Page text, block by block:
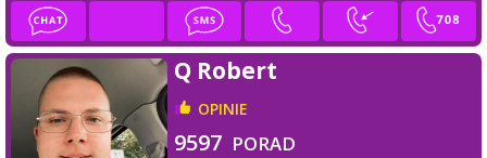
Q Robert
OPINIE
9597 PORAD